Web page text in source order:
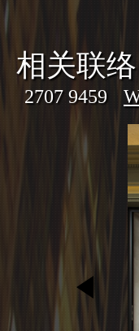
相关联络
2707 9459